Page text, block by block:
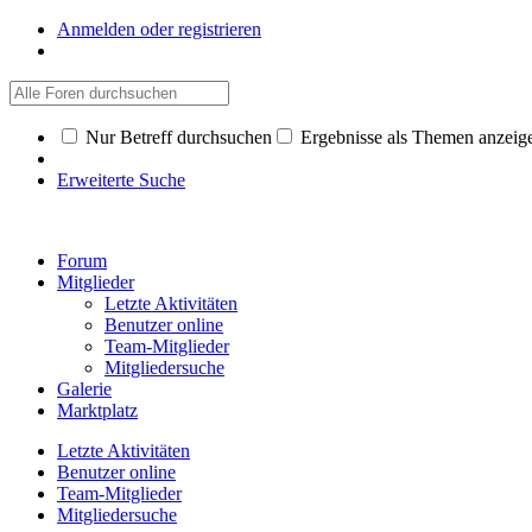
Anmelden oder registrieren
Nur Betreff durchsuchen Ergebnisse als Themen
Erweiterte Suche
Forum
Mitglieder
Letzte Aktivitäten
Benutzer online
Team-Mitglieder
Mitgliedersuche
Galerie
Marktplatz
Letzte Aktivitäten
Benutzer online
Team-Mitglieder
Mitgliedersuche